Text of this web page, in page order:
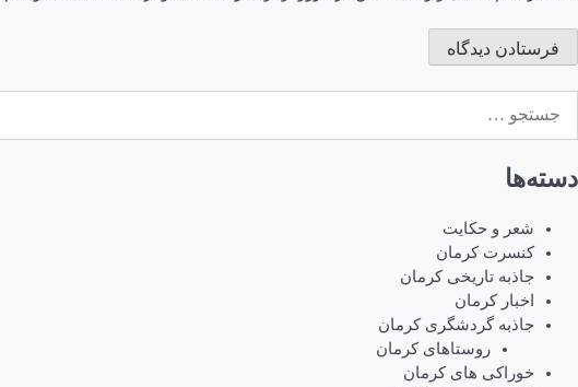
برای:
دسته‌ها
شعر و حکایت
کنسرت کرمان
جاذبه تاریخی کرمان
اخبار کرمان
جاذبه گردشگری کرمان
روستاهای کرمان
خوراکی های کرمان